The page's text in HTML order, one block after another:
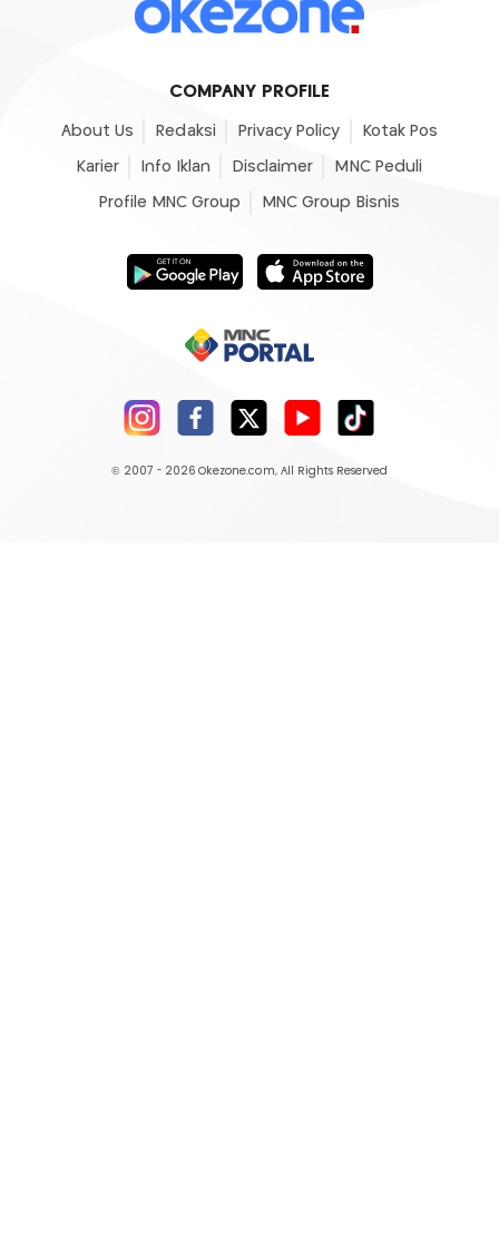
COMPANY PROFILE
About Us Redaksi Privacy Policy Kotak Pos
Karier Info Iklan Disclaimer MNC Peduli
Profile MNC Group MNC Group Bisnis
© 2007 - 2026 Okezone.com, All Rights Reserved